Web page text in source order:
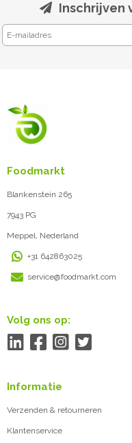
Inschrijven
Foodmarkt
Blankenstein 265
7943 PG
Meppel, Nederland
+31 642863025
service@foodmarkt.com
Volg ons op:
Informatie
Verzenden & retourneren
Klantenservice